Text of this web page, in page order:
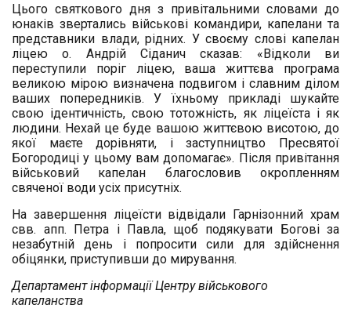
Цього святкового дня з привітальними словами до
юнаків звертались військові командири, капелани та
представники влади, рідних. У своєму слові капелан
ліцею о. Андрій Сіданич сказав: «Відколи ви
переступили поріг ліцею, ваша життєва програма
великою мірою визначена подвигом і славним ділом
ваших попередників. У їхньому прикладі шукайте
свою ідентичність, свою тотожність, як ліцеїста і як
людини. Нехай це буде вашою життєвою висотою, до
якої маєте дорівняти, і заступництво Пресвятої
Богородиці у цьому вам допомагає». Після привітання
військовий капелан благословив окропленням
свяченої води усіх присутніх.
На завершення ліцеїсти відвідали Гарнізонний храм
свв. апп. Петра і Павла, щоб подякувати Богові за
незабутній день і попросити сили для здійснення
обіцянки, приступивши до мирування.
Департамент інформації Центру військового
капеланства